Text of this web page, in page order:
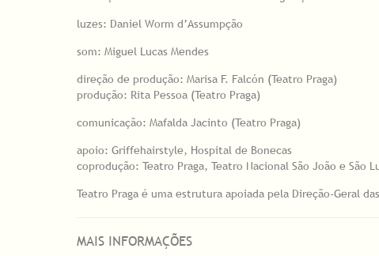
luzes: Daniel Worm d’Assumpção
som: Miguel Lucas Mendes
direção de produção: Marisa F. Falcón (Teatro Praga)
produção: Rita Pessoa (Teatro Praga)
comunicação: Mafalda Jacinto (Teatro Praga)
apoio: Griffehairstyle, Hospital de Bonecas
coprodução: Teatro Praga, Teatro Nacional São João e São
Teatro Praga é uma estrutura apoiada pela Direção-Geral
MAIS INFORMAÇÕES